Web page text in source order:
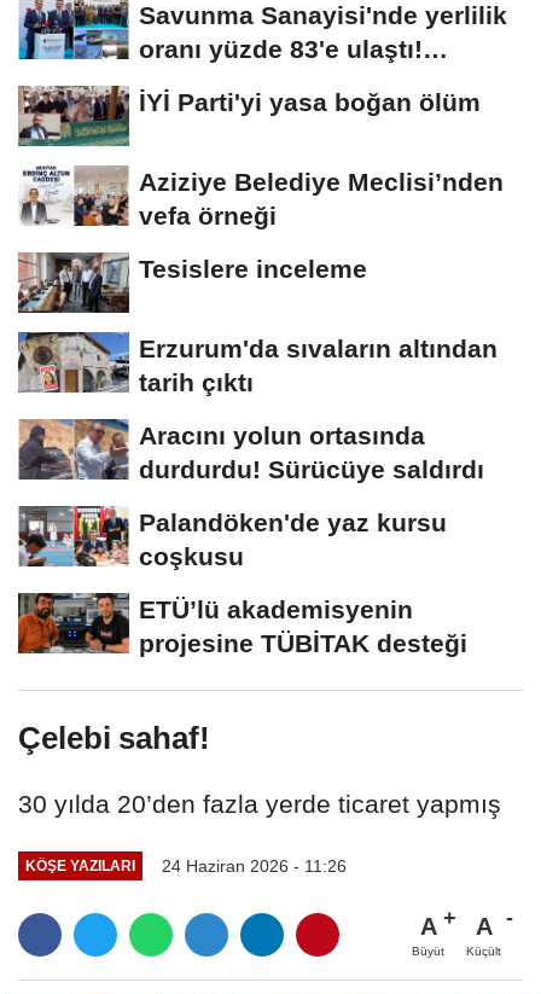
Savunma Sanayisi'nde yerlilik
oranı yüzde 83'e ulaştı!
Erzurum da...
İYİ Parti'yi yasa boğan ölüm
Aziziye Belediye Meclisi’nden
vefa örneği
Tesislere inceleme
Erzurum'da sıvaların altından
tarih çıktı
Aracını yolun ortasında
durdurdu! Sürücüye saldırdı
Palandöken'de yaz kursu
coşkusu
ETÜ’lü akademisyenin
projesine TÜBİTAK desteği
Çelebi sahaf!
30 yılda 20’den fazla yerde ticaret yapmış
KÖŞE YAZILARI 24 Haziran 2026 - 11:26
A
Büyüt
A
Küçült